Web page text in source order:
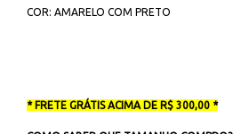
COR: AMARELO COM PRETO
* FRETE GRÁTIS ACIMA DE R$ 300,00 *